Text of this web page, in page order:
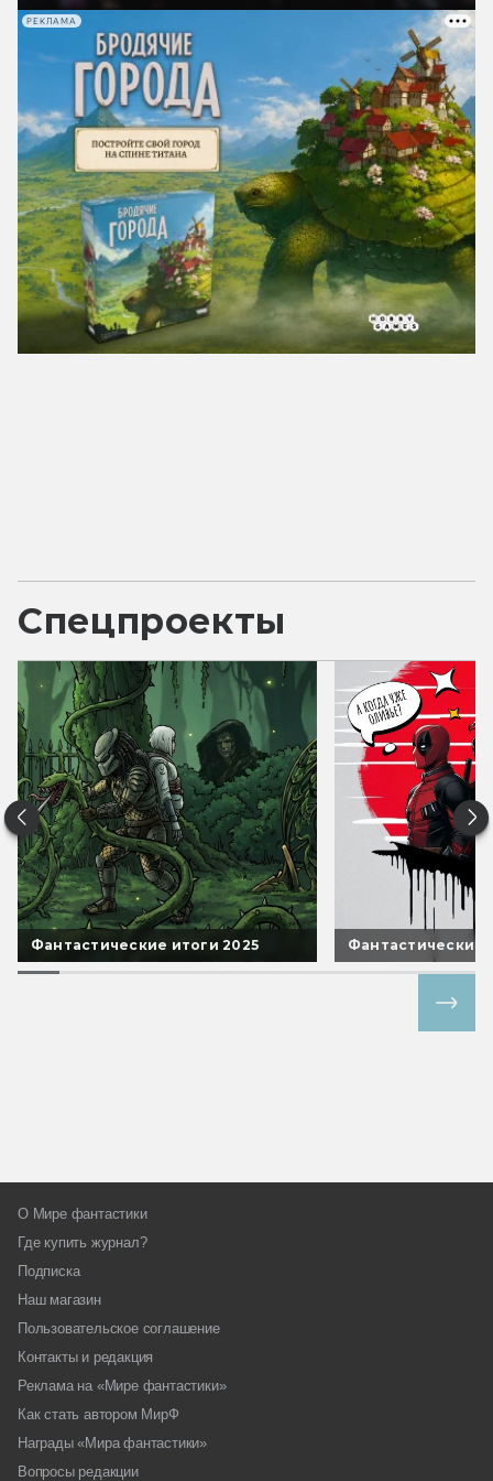
РЕКЛАМА
Спецпроекты
Фантастические итоги 2025 Фантастические
О Мире фантастики
Где купить журнал?
Подписка
Наш магазин
Пользовательское соглашение
Контакты и редакция
Реклама на «Мире фантастики»
Как стать автором МирФ
Награды «Мира фантастики»
Вопросы редакции